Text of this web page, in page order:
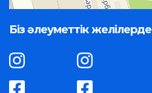
Біз әлеуметтік желілерде